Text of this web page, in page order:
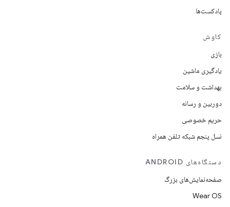
پادکست‌ها
کاوش
بازی
یادگیری ماشین
بهداشت و سلامت
دوربین و رسانه
حریم خصوصی
نسل پنجم شبکه تلفن همراه
دستگاه‌های ANDROID
صفحه‌نمایش‌های بزرگ
Wear OS